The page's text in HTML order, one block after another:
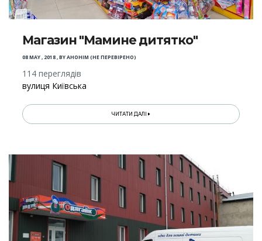
Магазин "Мамине дитятко"
08 MAY , 2018,BYАНОНІМ (НЕ ПЕРЕВІРЕНО)
114 переглядів
вулиця Київська
ЧИТАТИ ДАЛІ